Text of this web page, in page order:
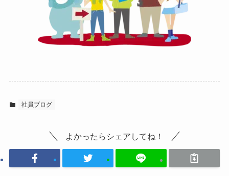
社員ブログ
よかったらシェアしてね！